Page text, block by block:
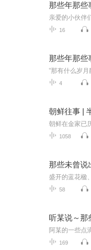
那些年那些
16
那些年那些
4
朝鲜往事 |
1058
那些未曾说
58
听某说～那
阿某的一些点
169